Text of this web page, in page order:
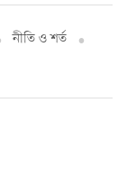
নীতি ও শর্ত